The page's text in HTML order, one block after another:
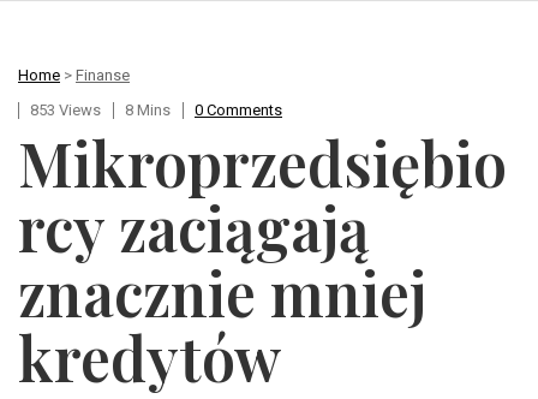
Home > Finanse
853 Views
8 Mins 0 Comments
Mikroprzedsiębio
rcy zaciągają
znacznie mniej
kredytów